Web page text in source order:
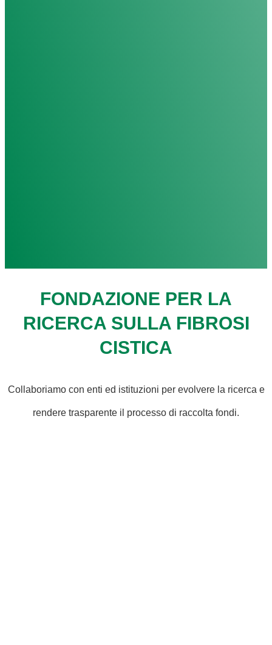
FONDAZIONE PER LA
RICERCA SULLA FIBROSI
CISTICA
Collaboriamo con enti ed istituzioni per evolvere la ricerca e
rendere trasparente il processo di raccolta fondi.